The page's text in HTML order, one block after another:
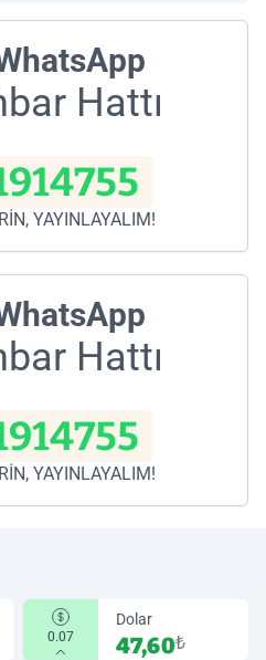
Hattı
YAYINLAYALIM!
Hattı
YAYINLAYALIM!
0.07
Dolar
47,60₺